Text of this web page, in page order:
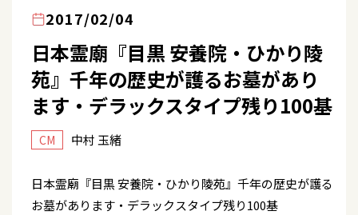
2017/02/04
日本霊廟『目黒 安養院・ひかり陵
苑』千年の歴史が護るお墓があり
ます・デラックスタイプ残り100基
CM 中村 玉緒
日本霊廟『目黒 安養院・ひかり陵苑』千年の歴史が護る
お墓があります・デラックスタイプ残り100基